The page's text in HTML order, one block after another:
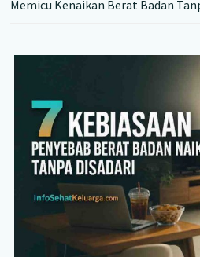
Memicu Kenaikan Berat Badan